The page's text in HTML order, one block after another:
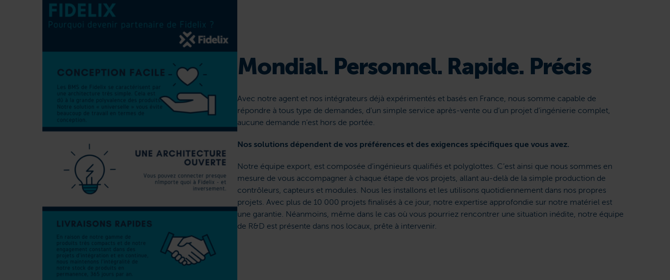
Mondial. Personnel. Rapide. Précis
Avec notre agent et nos intégrateurs déjà expérimentés et basés en France, nous somme capable de
répondre à tous type de demandes, d’un simple service après-vente ou d’un projet d’ingénierie complet,
aucune demande n’est hors de portée.
Nos solutions dépendent de vos préférences et des exigences spécifiques que vous avez.
Notre équipe export, est composée d’ingénieurs qualifiés et polyglottes. C’est ainsi que nous sommes en
mesure de vous accompagner à chaque étape de vos projets, allant au-delà de la simple production de
contrôleurs, capteurs et modules. Nous les installons et les utilisons quotidiennement dans nos propres
projets. Avec plus de 10 000 projets finalisés à ce jour, notre expertise approfondie sur notre matériel est
une garantie. Néanmoins, même dans le cas où vous pourriez rencontrer une situation inédite, notre équipe
de R&D est présente dans nos locaux, prête à intervenir.